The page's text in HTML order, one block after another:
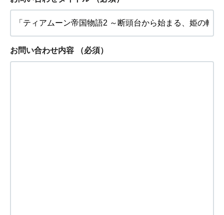
お問い合わせ内容 （必須）